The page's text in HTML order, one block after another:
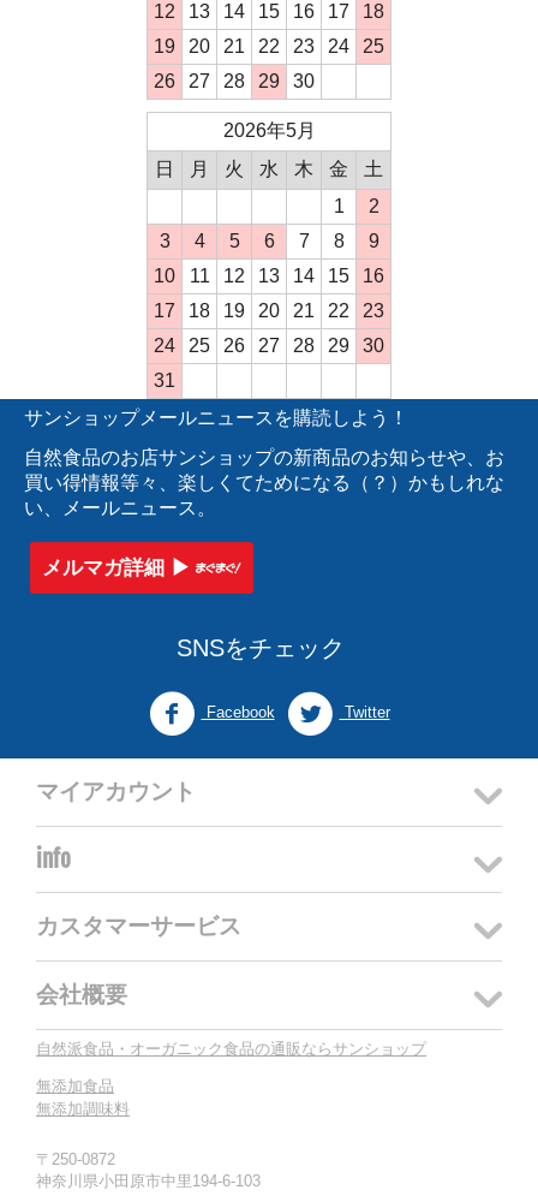
12
13 14 15 16 17
18
19
20 21 22 23 24
25
26
27 28 29 30
2026年5月
日
月 火 水 木 金
土
1
2
3
4 5 6 7 8
9
10
11 12 13 14 15
16
17
18 19 20 21 22
23
24
25 26 27 28 29
30
31
サンショップメールニュースを購読しよう！
自然食品のお店サンショップの新商品のお知らせや、お
買い得情報等々、楽しくてためになる（？）かもしれな
い、メールニュース。
メルマガ詳細 ▶︎
SNSをチェック
Facebook Twitter
マイアカウント
info
カスタマーサービス
会社概要
自然派食品・オーガニック食品の通販ならサンショップ
無添加食品
無添加調味料
〒250-0872
神奈川県小田原市中里194-6-103